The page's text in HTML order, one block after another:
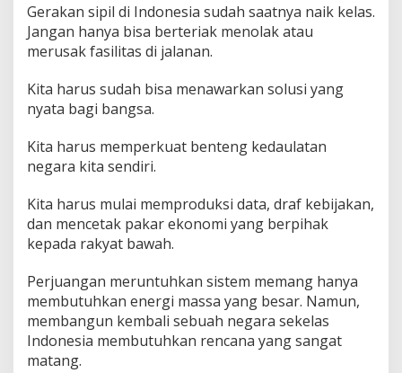
Gerakan sipil di Indonesia sudah saatnya naik kelas.
Jangan hanya bisa berteriak menolak atau
merusak fasilitas di jalanan.
Kita harus sudah bisa menawarkan solusi yang
nyata bagi bangsa.
Kita harus memperkuat benteng kedaulatan
negara kita sendiri.
Kita harus mulai memproduksi data, draf kebijakan,
dan mencetak pakar ekonomi yang berpihak
kepada rakyat bawah.
Perjuangan meruntuhkan sistem memang hanya
membutuhkan energi massa yang besar. Namun,
membangun kembali sebuah negara sekelas
Indonesia membutuhkan rencana yang sangat
matang.